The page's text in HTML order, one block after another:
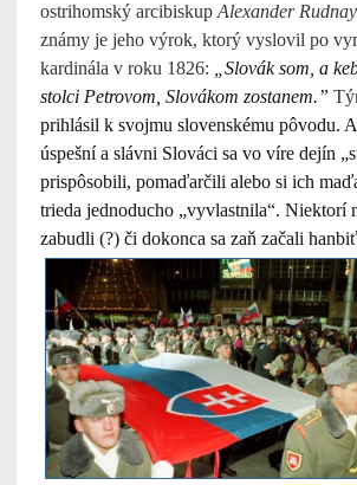
ostrihomský arcibiskup Alexander Rudnay
známy je jeho výrok, ktorý vyslovil po
kardinála v roku 1826:
„Slovák som, a
stolci Petrovom, Slovákom zostanem.”
prihlásil k svojmu slovenskému pôvodu.
úspešní a slávni Slováci sa vo víre dejín
prispôsobili, pomaďarčili alebo si ich
trieda jednoducho „vyvlastnila“. Niektorí
zabudli (?) či dokonca sa zaň začali